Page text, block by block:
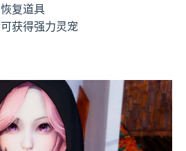
复道具
获得强力灵宠